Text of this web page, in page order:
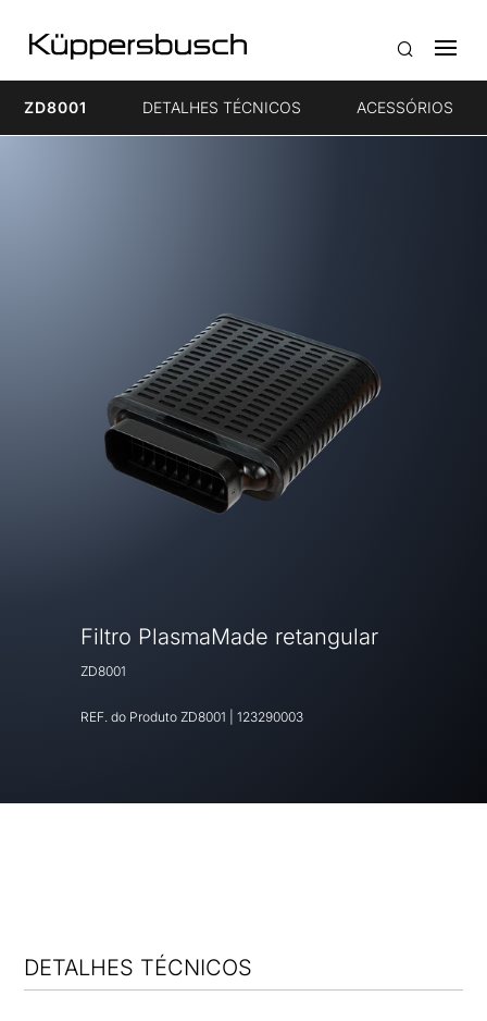
ZD8001 DETALHES TÉCNICOS ACESSÓRIOS
Filtro PlasmaMade retangular
ZD8001
REF. do Produto ZD8001 123290003
DETALHES TÉCNICOS